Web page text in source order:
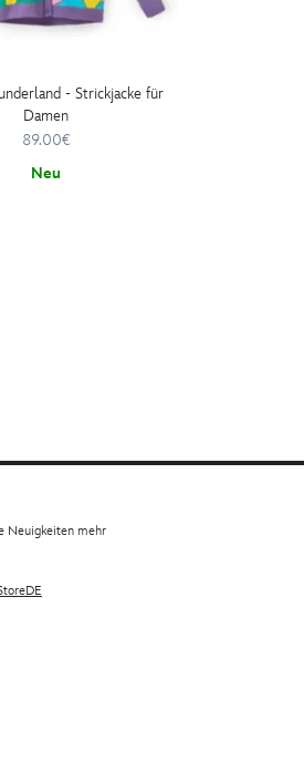
- Strickjacke für
Damen
89.00€
Neu
Neuigkeiten mehr